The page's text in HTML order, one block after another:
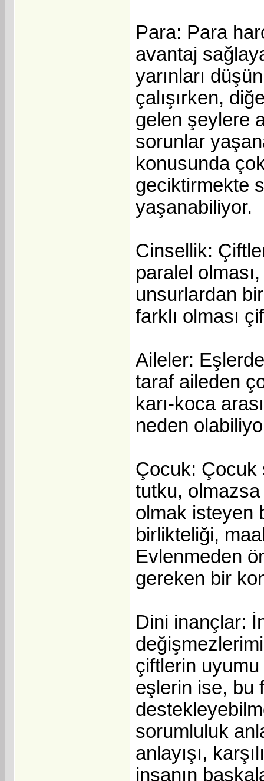
Para: Para
avantaj
yarınları
çalışırken,
gelen şeylere
sorunlar
konusunda
geciktirmekte
yaşanabiliyor.
Cinsellik:
paralel
unsurlardan
farklı olması
Aileler:
taraf aileden
karı-koca
neden
Çocuk: Çocuk
tutku, olmazsa
olmak isteyen
birlikteliği,
Evlenmeden
gereken bir
Dini inançlar:
çiftlerin uyumu
eşlerin ise, bu
sorumluluk
anlayışı,
insanın